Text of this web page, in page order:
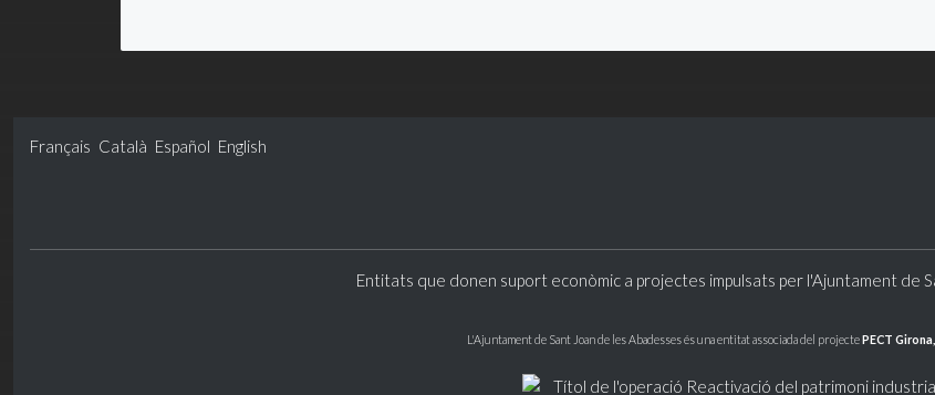
Français Català Español English
Entitats que donen suport econòmic a projectes impulsats per l'Ajuntament de
L'Ajuntament de Sant Joan de les Abadesses és una entitat associada del projectePECT